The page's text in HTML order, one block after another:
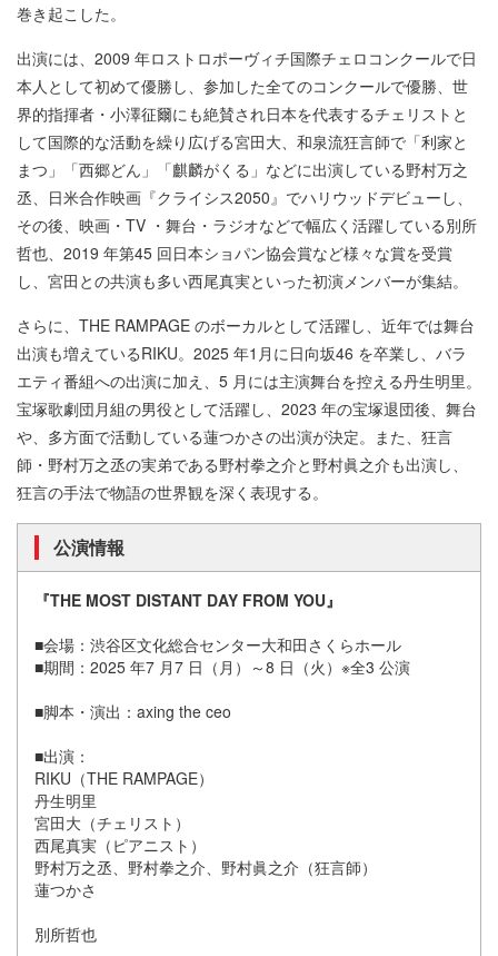
巻き起こした。
出演には、2009 年ロストロポーヴィチ国際チェロコンクールで日
本人として初めて優勝し、参加した全てのコンクールで優勝、世
界的指揮者・小澤征爾にも絶賛され日本を代表するチェリストと
して国際的な活動を繰り広げる宮田大、和泉流狂言師で「利家と
まつ」「西郷どん」「麒麟がくる」などに出演している野村万之
丞、日米合作映画『クライシス2050』でハリウッドデビューし、
その後、映画・TV ・舞台・ラジオなどで幅広く活躍している別所
哲也、2019 年第45 回日本ショパン協会賞など様々な賞を受賞
し、宮田との共演も多い西尾真実といった初演メンバーが集結。
さらに、THE RAMPAGE のボーカルとして活躍し、近年では舞台
出演も増えているRIKU。2025 年1月に日向坂46 を卒業し、バラ
エティ番組への出演に加え、5 月には主演舞台を控える丹生明里。
宝塚歌劇団月組の男役として活躍し、2023 年の宝塚退団後、舞台
や、多方面で活動している蓮つかさの出演が決定。また、狂言
師・野村万之丞の実弟である野村拳之介と野村眞之介も出演し、
狂言の手法で物語の世界観を深く表現する。
公演情報
『THE MOST DISTANT DAY FROM YOU』
■会場：渋谷区文化総合センター大和田さくらホール
■期間：2025 年7 月7 日（月）～8 日（火）※全3 公演
■脚本・演出：axing the ceo
■出演：
RIKU（THE RAMPAGE）
丹生明里
宮田大（チェリスト）
西尾真実（ピアニスト）
野村万之丞、野村拳之介、野村眞之介（狂言師）
蓮つかさ
別所哲也